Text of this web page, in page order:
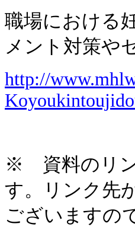
職場における
メント対策や
http://
※ 資料のリン
す。リンク先
ございますの